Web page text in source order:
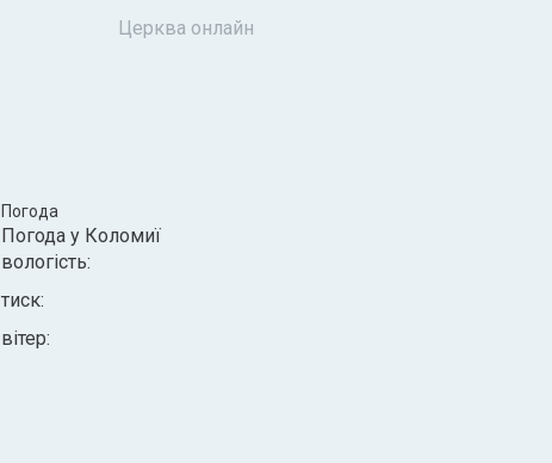
Церква онлайн
Погода
Погода у Коломиї
вологість:
тиск:
вітер: